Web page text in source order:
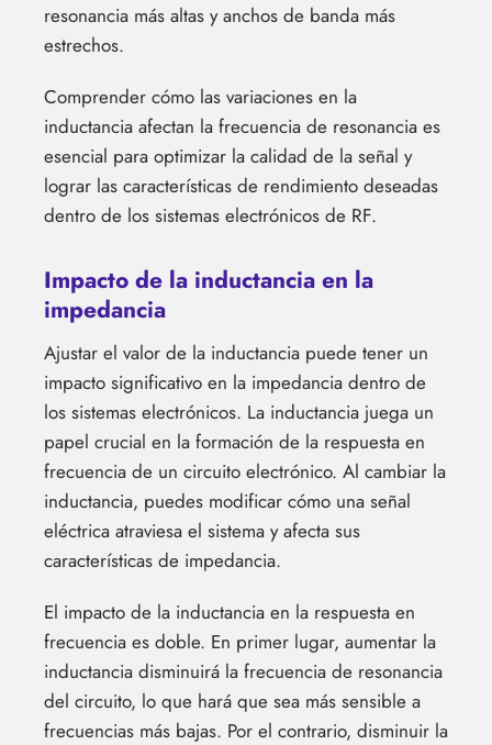
resonancia más altas y anchos de banda más
estrechos.
Comprender cómo las variaciones en la
inductancia afectan la frecuencia de resonancia es
esencial para optimizar la calidad de la señal y
lograr las características de rendimiento deseadas
dentro de los sistemas electrónicos de RF.
Impacto de la inductancia en la
impedancia
Ajustar el valor de la inductancia puede tener un
impacto significativo en la impedancia dentro de
los sistemas electrónicos. La inductancia juega un
papel crucial en la formación de la respuesta en
frecuencia de un circuito electrónico. Al cambiar la
inductancia, puedes modificar cómo una señal
eléctrica atraviesa el sistema y afecta sus
características de impedancia.
El impacto de la inductancia en la respuesta en
frecuencia es doble. En primer lugar, aumentar la
inductancia disminuirá la frecuencia de resonancia
del circuito, lo que hará que sea más sensible a
frecuencias más bajas. Por el contrario, disminuir la